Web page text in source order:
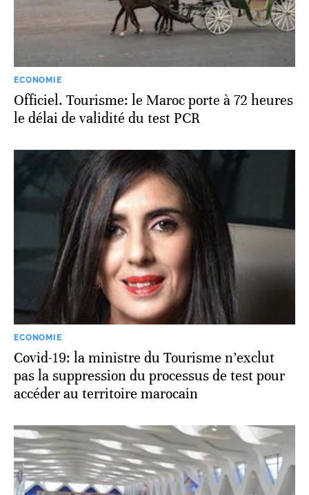
ECONOMIE
Officiel. Tourisme: le Maroc porte à 72 heures
le délai de validité du test PCR
ECONOMIE
Covid-19: la ministre du Tourisme n’exclut
pas la suppression du processus de test pour
accéder au territoire marocain